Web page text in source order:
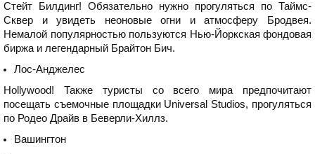
Стейт Билдинг! Обязательно нужно прогуляться по Таймс-
Сквер и увидеть неоновые огни и атмосферу Бродвея.
Немалой популярностью пользуются Нью-Йоркская фондовая
биржа и легендарный Брайтон Бич.
Лос-Анджелес
Hollywood! Также туристы со всего мира предпочитают
посещать съемочные площадки Universal Studios, прогуляться
по Родео Драйв в Беверли-Хиллз.
Вашингтон